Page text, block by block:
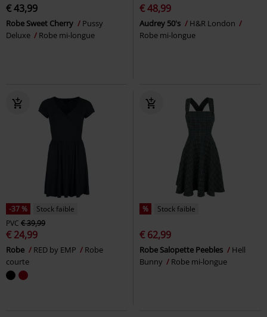
€ 43,99
Robe Sweet Cherry
Pussy
Deluxe
Robe mi-longue
€ 48,99
Audrey 50's
H&R London
Robe mi-longue
-37 %
Stock faible
PVC € 39,99
€ 24,99
Robe RED by EMP
Robe
courte
% Stock faible
€ 62,99
Robe Salopette Peebles
Hell
Bunny
Robe mi-longue